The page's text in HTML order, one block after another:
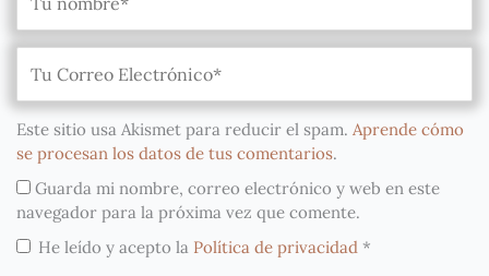
Este sitio usa Akismet para reducir el spam. Aprende cómo
se procesan los datos de tus comentarios.
Guarda mi nombre, correo electrónico y web en este
navegador para la próxima vez que comente.
He leído y acepto la Política de privacidad *